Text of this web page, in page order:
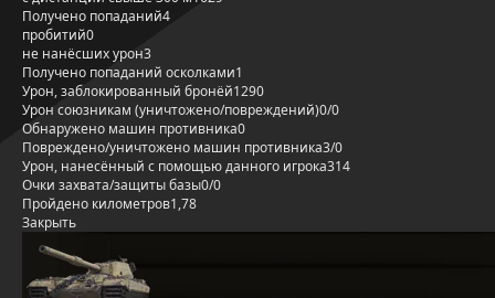
Получено попаданий4
пробитий0
не нанёсших урон3
Получено попаданий осколками1
Урон, заблокированный бронёй1290
Урон союзникам (уничтожено/повреждений)0/0
Обнаружено машин противника0
Повреждено/уничтожено машин противника3/0
Урон, нанесённый с помощью данного игрока314
Очки захвата/защиты базы0/0
Пройдено километров1,78
Закрыть